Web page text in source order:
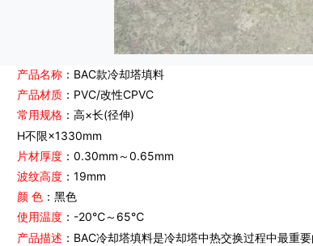
产品名称 ：BAC款冷却塔填料
产品材质 ：PVC/改性CPVC
常用规格 ：高×长(径伸)
H不限×1330mm
片材厚度 ：0.30mm～0.65mm
波纹高度 ：19mm
颜 色 ：黑色
使用温度 ：-20℃～65℃
产品描述 ：BAC冷却塔填料是冷却塔中热交换过程中最重